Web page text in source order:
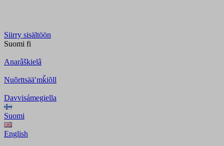
Siirry sisältöön
Suomi fi
Anarâškielâ
Nuõrttsääʹmǩiõll
Davvisámegiella
Suomi
English